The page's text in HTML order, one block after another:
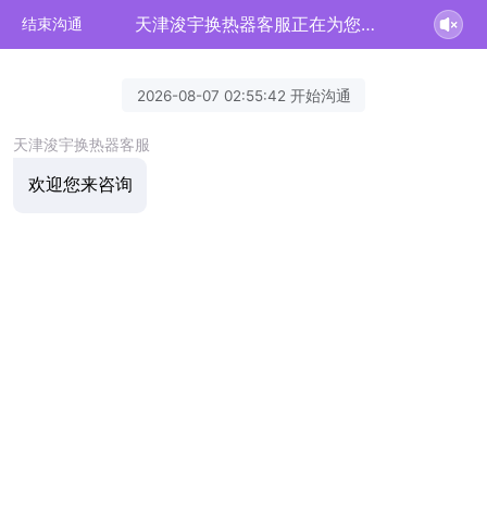
结束沟通 天津浚宇换热器客服正在为您服务
2026-08-07 02:55:42 开始沟通
天津浚宇换热器客服
欢迎您来咨询